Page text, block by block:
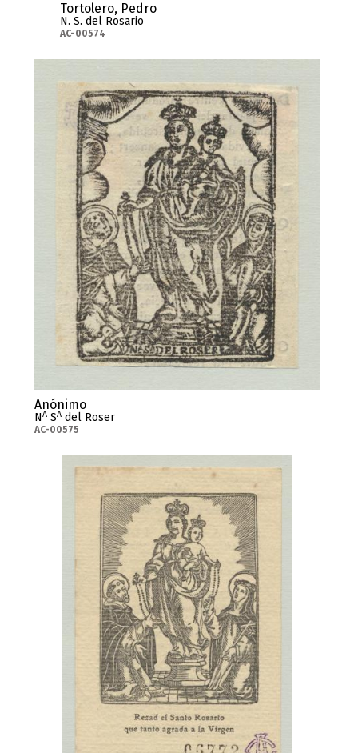
Tortolero, Pedro
N. S. del Rosario
AC-00574
Anónimo
NA SA del Roser
AC-00575